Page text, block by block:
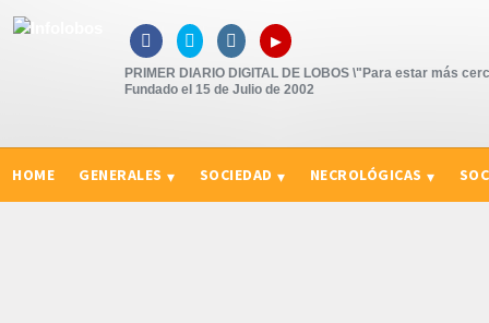
   ▸
PRIMER DIARIO DIGITAL DE LOBOS \"Para estar más
Fundado el 15 de Julio de 2002
HOME GENERALES SOCIEDAD NECROLÓGICAS